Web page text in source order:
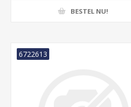
BESTEL NU!
6722613